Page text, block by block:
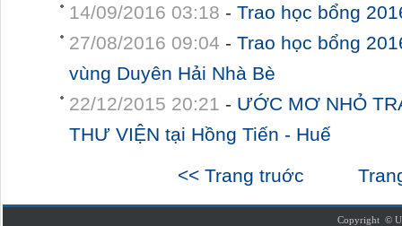
14/09/2016 03:18 -Trao học bổng
27/08/2016 09:04 -Trao học bổng
vùng Duyên Hải Nhà Bè
22/12/2015 20:21 - ƯỚC MƠ NHỎ
THƯ VIỆN tại Hồng Tiến - Huế
<< Trang truớc
Copyright ©